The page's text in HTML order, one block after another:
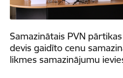
Samazinātais PVN
devis gaidīto cenu
likmes samazinājumu